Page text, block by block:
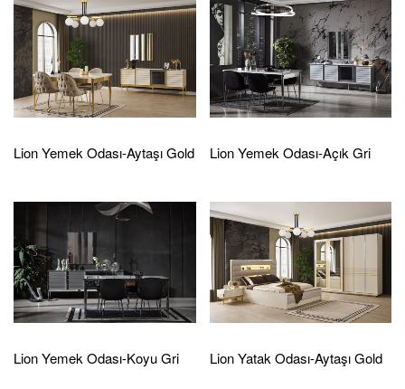
Lion Yemek Odası-Aytaşı Gold Lion Yemek Odası-Açık Gri
Lion Yemek Odası-Koyu Gri Lion Yatak Odası-Aytaşı Gold